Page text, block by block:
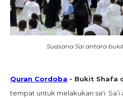
Suasana Sai antara
Quran Cordoba - Bukit Shafa
tempat untuk melakukan sa'i. Sa’i